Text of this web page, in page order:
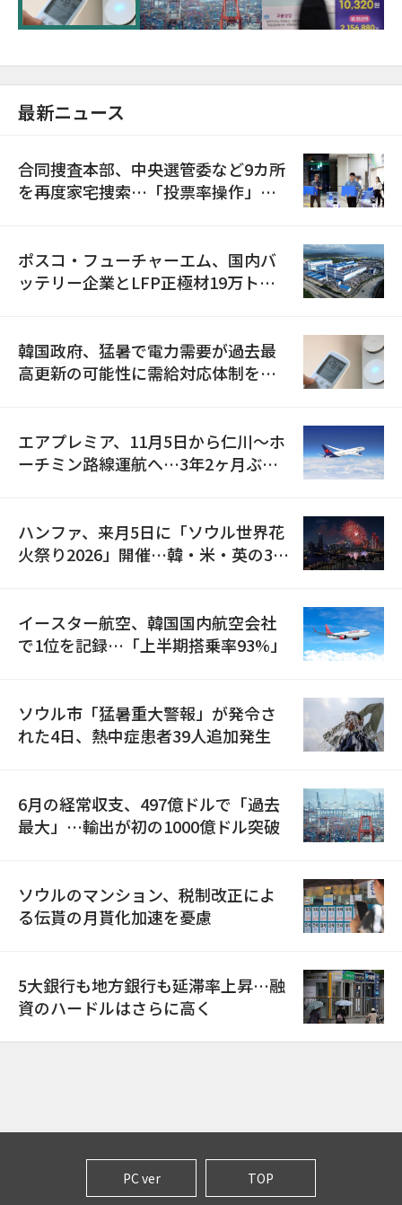
最新ニュース
合同捜査本部、中央選管委など9カ所
を再度家宅捜索…「投票率操作」の
ポスコ・フューチャーエム、国内バ
ッテリー企業とLFP正極材19万トン
韓国政府、猛暑で電力需要が過去最
高更新の可能性に需給対応体制を点
エアプレミア、11月5日から仁川〜ホ
ーチミン路線運航へ…3年2ヶ月ぶり
ハンファ、来月5日に「ソウル世界花
火祭り2026」開催…韓・米・英の3カ
イースター航空、韓国国内航空会社
で1位を記録…「上半期搭乗率93%」
ソウル市「猛暑重大警報」が発令さ
れた4日、熱中症患者39人追加発生
6月の経常収支、497億ドルで「過去
最大」…輸出が初の1000億ドル突破
ソウルのマンション、税制改正によ
る伝貰の月貰化加速を憂慮
5大銀行も地方銀行も延滞率上昇…融
資のハードルはさらに高く
PC ver TOP